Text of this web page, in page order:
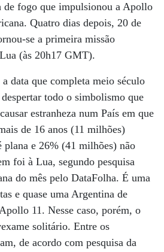
de fogo que impulsionou a Apollo
Quatro dias depois, 20 de
se a primeira missão
(às 20h17 GMT).
data que completa meio século
todo o simbolismo que
estranheza num País em que
de 16 anos (11 milhões)
plana e 26% (41 milhões) não
foi à Lua, segundo pesquisa
do mês pelo DataFolha. É uma
e quase uma Argentina de
11. Nesse caso, porém, o
solitário. Entre os
de acordo com pesquisa da